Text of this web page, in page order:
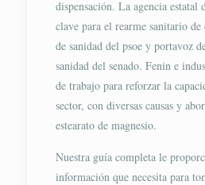
dispensación. La agencia estatal
clave para el rearme sanitario de
de sanidad del psoe y portavoz
sanidad del senado. Fenin e
de trabajo para reforzar la
sector, con diversas causas y
estearato de magnesio.
Nuestra guía completa le
información que necesita para